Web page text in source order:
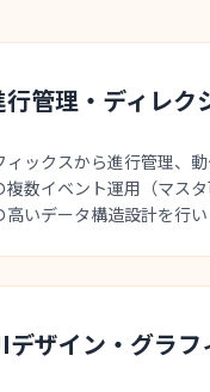
行管理・ディレク
ィックスから進行管理、
複数イベント運用（マス
いデータ構造設計を行い
デザイン・グラフ